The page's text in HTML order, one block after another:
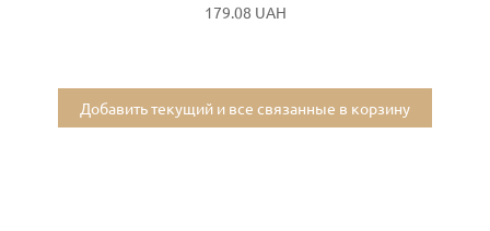
179.08 UAH
Добавить текущий и все связанные в корзину